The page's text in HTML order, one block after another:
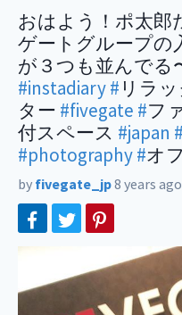
おはよう！ポ太郎
ゲートグループの
が３つも並んでる
#instadiary# リラ
ター #fivegate #フ
付スペース #japan
#photography#オ
by fivegate_jp8 years ago